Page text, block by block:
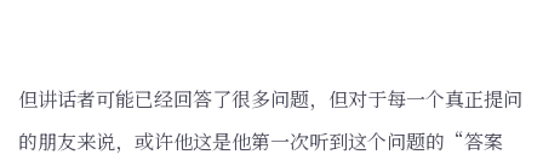
但讲话者可能已经回答了很多问题，但对于每一个真正提问
的朋友来说，或许他这是他第一次听到这个问题的“答案